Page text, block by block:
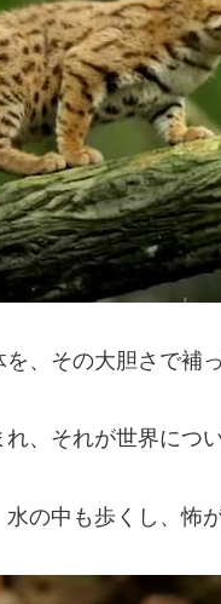
、その大胆さで補
、それが世界につ
の中も歩くし、怖